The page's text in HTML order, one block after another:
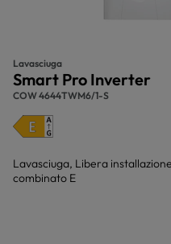
Lavasciuga
Smart Pro Inverter
COW 4644TWM6/1-S
Lavasciuga, Libera
combinato E